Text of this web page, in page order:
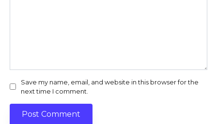
Save my name, email, and website in this browser for the
next time I comment.